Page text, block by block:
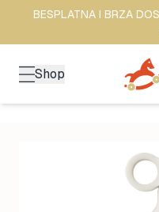
BESPLATNA I BRZA
Shop